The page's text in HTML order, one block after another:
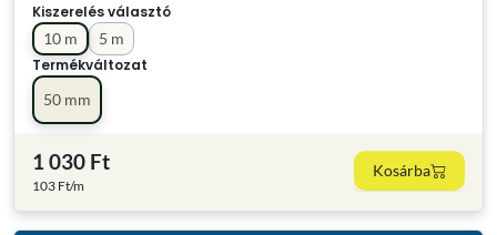
Kiszerelés választó
5 m
10 m
Termékváltozat
50 mm
1 030 Ft
103 Ft/m
Kosárba